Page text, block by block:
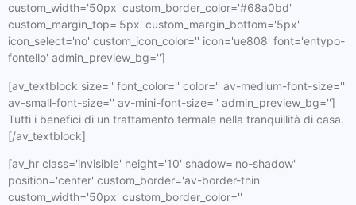
custom_width='50px' custom_border_color='#68a0bd'
custom_margin_top='5px' custom_margin_bottom='5px'
icon_select='no' custom_icon_color='' icon='ue808' font='entypo-
fontello' admin_preview_bg='']
[av_textblock size='' font_color='' color='' av-medium-font-size=''
av-small-font-size='' av-mini-font-size='' admin_preview_bg='']
Tutti i benefici di un trattamento termale nella tranquillità di casa.
[/av_textblock]
[av_hr class='invisible' height='10' shadow='no-shadow'
position='center' custom_border='av-border-thin'
custom_width='50px' custom_border_color=''